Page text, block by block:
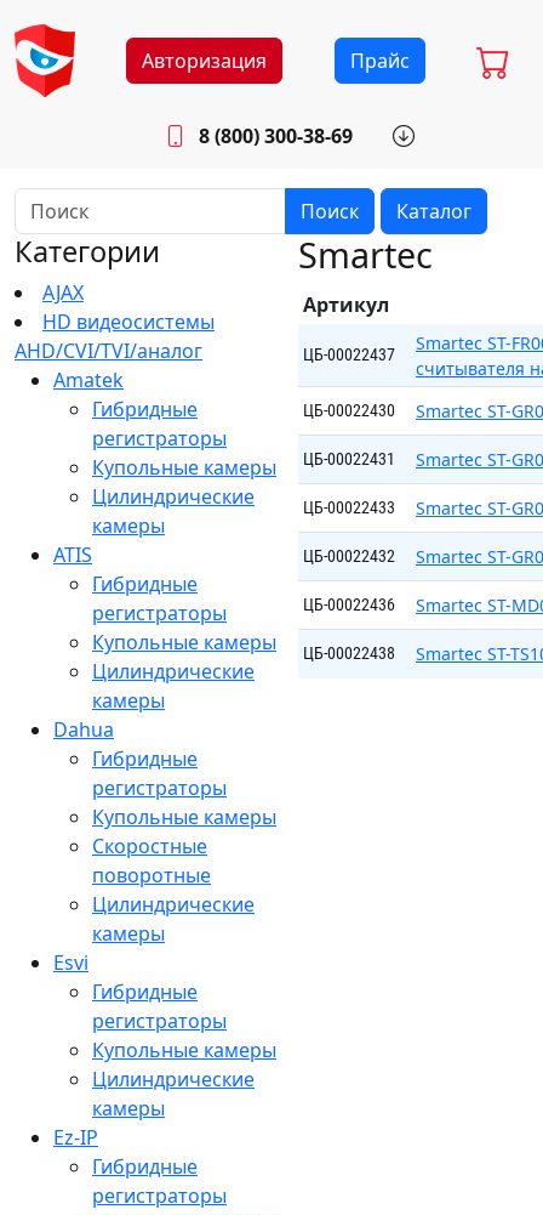
Авторизация Прайс
8 (800) 300-38-69
Будни: 8.30 - 17.00
Поиск Каталог
Категории
AJAX
HD видеосистемы
AHD/CVI/TVI/аналог
Amatek
Гибридные
регистраторы
Купольные камеры
Цилиндрические
камеры
ATIS
Гибридные
регистраторы
Купольные камеры
Цилиндрические
камеры
Dahua
Гибридные
регистраторы
Купольные камеры
Скоростные
поворотные
Цилиндрические
камеры
Esvi
Гибридные
регистраторы
Купольные камеры
Цилиндрические
камеры
Ez-IP
Гибридные
регистраторы
Smartec
Артикул
ЦБ-00022437
Smartec ST-
считывателя
ЦБ-00022430 Smartec ST-
ЦБ-00022431 Smartec ST-
ЦБ-00022433 Smartec ST-
ЦБ-00022432 Smartec ST-
ЦБ-00022436 Smartec ST-
ЦБ-00022438 Smartec ST-